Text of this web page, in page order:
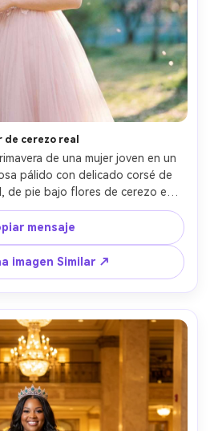
de cerezo real
de una mujer joven en un
pálido con delicado corsé de
de pie bajo flores de cerezo en
caen, bokeh de fondo pastel
Sony A7R V con 85 mm f/1.4,
suave, textura de piel
de color romántico y aireado,
suave-AR 4:5
mensaje
imagen Similar ↗